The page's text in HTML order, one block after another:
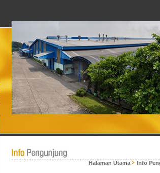
Halaman Utama Info